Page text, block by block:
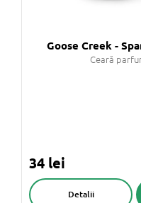
Goose Creek -
Ceară
34 lei
Detalii